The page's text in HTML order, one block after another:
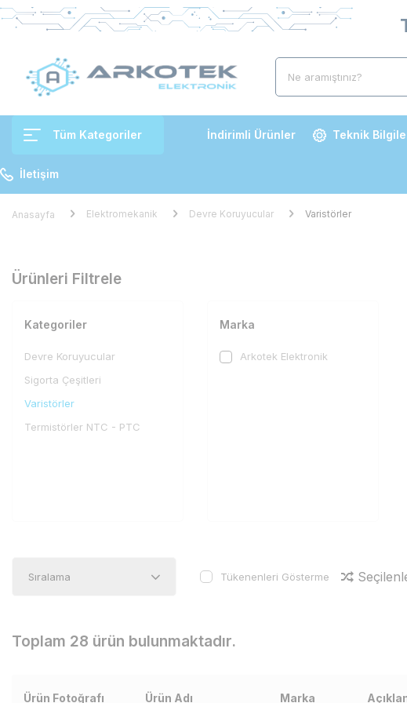
Tüm Kategoriler İndirimli Ürünler Teknik
İletişim
Anasayfa Elektromekanik Devre Koruyucular Varistörler
Ürünleri Filtrele
Kategoriler
Devre Koruyucular
Sigorta Çeşitleri
Varistörler
Termistörler NTC - PTC
Marka
Arkotek Elektronik
Tükenenleri Gösterme
Toplam 28 ürün bulunmaktadır.
Ürün Fotoğrafı Ürün Adı Marka